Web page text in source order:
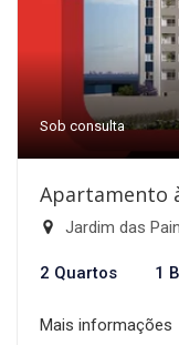
Sob consulta
Apartamento
Jardim das
2 Quartos 1
Mais informações